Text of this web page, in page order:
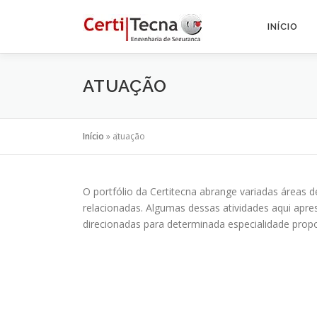
INÍCIO
ATUAÇÃO
Início » atuação
O portfólio da Certitecna abrange variadas áreas
relacionadas. Algumas dessas atividades aqui
direcionadas para determinada especialidade